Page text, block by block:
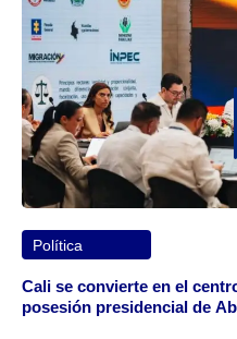
Política
Cali se convierte en el
posesión presidencial de